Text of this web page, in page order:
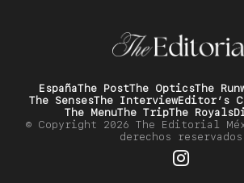
EspañaThe PostThe OpticsThe
The SensesThe InterviewEditor’s
The MenuThe TripThe Royals
© Copyright 2026 The Editorial
derechos reservados